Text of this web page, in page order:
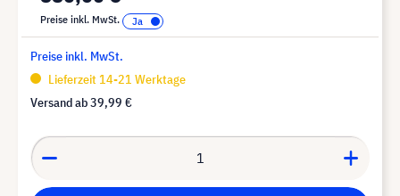
Preise inkl. MwSt.
Preise inkl. MwSt.
Lieferzeit 14-21 Werktage
Versand ab39,99 €